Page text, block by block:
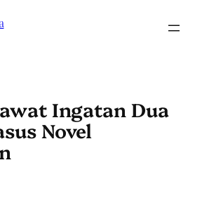
Ingatan Dua
Novel